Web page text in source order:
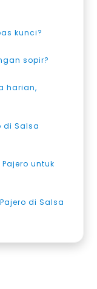
kunci?
sopir?
harian,
di Salsa
untuk
di Salsa